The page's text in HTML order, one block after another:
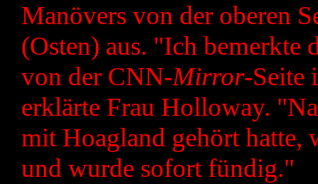
Manövers von der oberen
(Osten) aus. "Ich bemerkte
von der CNN-Mirror-Seite
erklärte Frau Holloway.
mit Hoagland gehört hatte,
und wurde sofort fündig."